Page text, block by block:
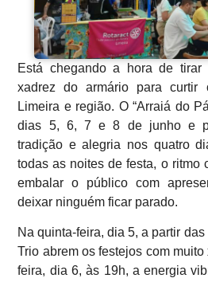
Está chegando a hora de
xadrez do armário para
Limeira e região. O “Arraiá do
dias 5, 6, 7 e 8 de junho e
tradição e alegria nos quatro
todas as noites de festa, o ritmo
embalar o público com
deixar ninguém ficar parado.
Na quinta-feira, dia 5, a partir
Trio abrem os festejos com
feira, dia 6, às 19h, a energia